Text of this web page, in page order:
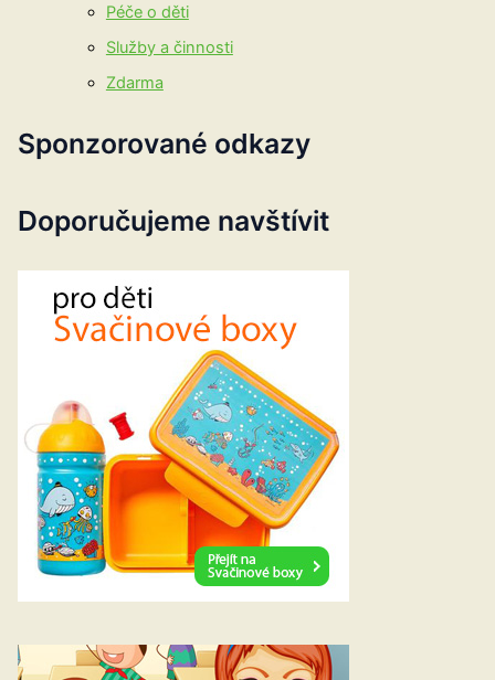
Péče o děti
Služby a činnosti
Zdarma
Sponzorované odkazy
Doporučujeme navštívit